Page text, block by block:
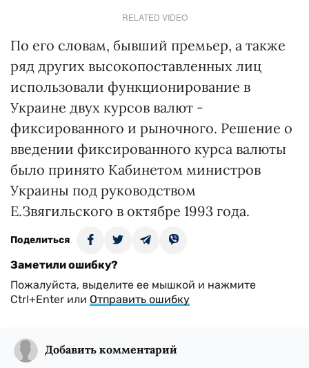
RELATED VIDEO
По его словам, бывший премьер, а также
ряд других высокопоставленных лиц
использовали функционирование в
Украине двух курсов валют -
фиксированного и рыночного. Решение о
введении фиксированного курса валюты
было принято Кабинетом министров
Украины под руководством
Е.Звягильского в октябре 1993 года.
Поделиться
Заметили ошибку?
Пожалуйста, выделите ее мышкой и нажмите
Ctrl+Enter или Отправить ошибку
Добавить комментарий